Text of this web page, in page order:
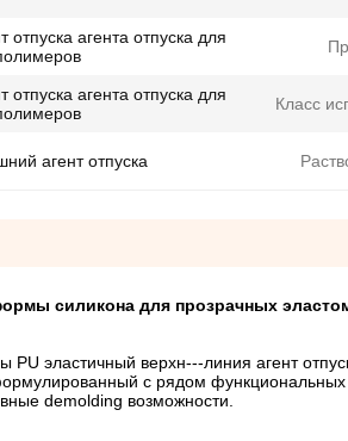
отпуска агента отпуска для
отпуска агента отпуска для
Класс
агент отпуска
силикона для прозрачных
PU эластичный верхн---линия агент
с рядом
demolding возможности.